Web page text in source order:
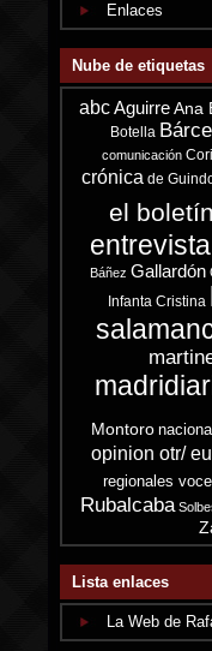
Enlaces
Nube de etiquetas
abcAguirre Ana
Botella
comunicación
crónica de
el boletín
entrevista
Báñez Gallardón
Infanta Cristina
Montoro nacional
opinion otr/
regionales
Rubalcaba
Lista enlaces
La Web de